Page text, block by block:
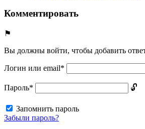
Комментировать
Вы должны войти, чтобы добавить
Логин или email*
Пароль*
Запомнить пароль
Забыли пароль?